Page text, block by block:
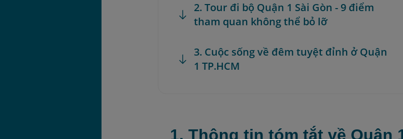
2. Tour đi bộ Quận 1 Sài Gòn - 9 điểm
tham quan không thể bỏ lỡ
3. Cuộc sống về đêm tuyệt đỉnh ở Quận
1 TP.HCM
1. Thông tin tóm tắt về Quận